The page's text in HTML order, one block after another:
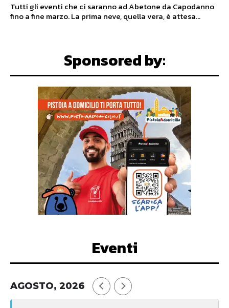
Tutti gli eventi che ci saranno ad Abetone da Capodanno
fino a fine marzo. La prima neve, quella vera, è attesa...
Sponsored by:
Eventi
AGOSTO, 2026